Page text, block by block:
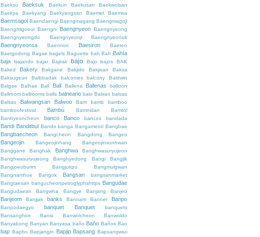
Baeksu
Baeksuk Baekun Baekusan
Baekwolsan
Baekya
Baekyang Baekyangsan Baemet Baemsa
Baemsagol Baendaengi Baengmagang Baengmagoji
Baengmigoeul Baengni Baengnyeon Baengnyeong
Baengnyeongdo
Baengnyeonji Baengnyeonok
Baengnyeonsa Baennori Baesiron
Baeteo
Baetgodong Bagae bagels Baguette bah Bah Bahía
baja
bajando bajar Bajirak bajo Bajo bajos
BAK
Baked
Bakery Bakgane Bakjido Bakjisan
Baksa
Baksugeun
Balbbadak balconies balcony
Baldwin
Balgae
Balhae Bali Ball Ballena Ballenas
balloon
Ballroom ballrooms balls balneario balo Balsan balsas
Balsas
Balwangsan Balwoo Bam bamb
bamboo
bamboofestival
Bambú Bamnidan
Bamtol
Banbyeoncheon
banco Banco bancos bandada
Bandi Banditbul Bando banga Bangameori Bangbae
Bangbaecheon Bangcheon Bangdong Bangeo
Bangeojin Bangeojinhang
Bangeojinsunhwan
Banggane
Banghak Banghwa
Banghwasuryujeon
Banghwasuryujeong
Banghyedong Bangi
Bangjik
Bangjoeoburim
Bangjukpo
Bangmulgwan
Bangnamhoe
Bangok Bangsan
bangsanmarket
Bangtaesan bangucheonpetroglyphshttps Bangudae
Bangudaean Bangwha Bangye Banjang Banjeo
Banjeom Banjjak banks Bannam Banner Banpo
Banpodaegyo banquet Banquet
banquets
Bansanghoe
Bansi Banwolcheon
Banwoldo
Banyabong Banyan Banyasa baño Baño Baños Bao
bap Bapbo Bapjangin Bapjip Bapsang Bapsangwiui